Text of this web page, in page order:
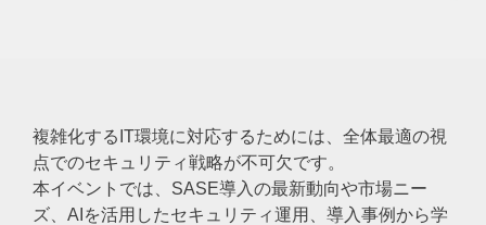
複雑化するIT環境に対応するためには、全体最適の視
点でのセキュリティ戦略が不可欠です。
本イベントでは、SASE導入の最新動向や市場ニー
ズ、AIを活用したセキュリティ運用、導入事例から学